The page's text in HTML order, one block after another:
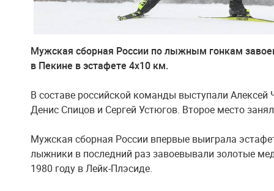
Мужская сборная России по лыжным гонкам
в Пекине в эстафете 4х10 км.
В составе российской команды выступали
Денис Спицов и Сергей Устюгов. Второе место
Мужская сборная России впервые выиграла
лыжники в последний раз завоевывали золотые
1980 году в Лейк-Плэсиде.